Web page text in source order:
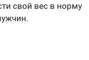
свой вес в норму